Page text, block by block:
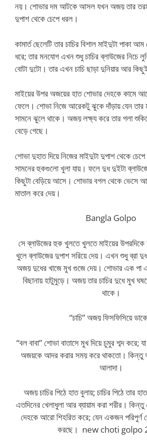
নয়। শোভার দম আটকে আসল যখন অজয় তার
দুপাশ থেকে চেপে ধরল।
কামার্ত ছেলেটি তার চাচির বিশাল মাইদুটা পাকা
ধরে; তার মনযোগ এখন শুধু চাচির ব্লাউজের নিচে
বোটা দুটো। তার এখন চাচি ছাড়া দুনিয়ার আর
মাইয়ের উপর অজয়ের হাত শোভার দেহকে কামে
ফেলে। শোভা নিজে আরেকটু ঝুকে দাঁড়ায় যেন তার
সামনে ঝুলে থাকে। অজয় লক্ষ্য করে তার গলা
বেড়ে গেছে।
শোভা দুহাত দিয়ে নিজের মাইদুটা দুপাশ থেকে
সামনের হুকগুলো খুলা যায়। ফলে দুধ দুইটা
কিছুটা বেড়িয়ে আসে। শোভার বগল থেকে ভেসে
মাতাল করে দেয়।
Bangla Golpo
সে ব্লাউজের হুক খুলতে খুলতে মাইয়ের
খুলে ব্লাউজের দুপাশ সরিয়ে দেয়। এখন শুধু ব্রা
অজয় দুধের খাজে মুখ গুজে দেয়। শোভার এক পা
বিছানায় হাটুমুড়ে। অজয় তার চাচির দুধে মুখ
থাকে।
“চাচি” অজয় ফিসফিসিয়ে
“বল বাবা” শোভা বাতাসে মুখ দিয়ে চুমুর শব্দ করে;
অজয়কে আদর করার সময় করে থাকতো। কিন্তু
আলাদা।
অজয় চাচির পিঠে হাত বুলায়; চাচির পিঠে তার
এতদিনের খেলাধুলা আর ব্যায়াম করা শরীর।
দেহকে আরো শিহরিত করে; যেন একজন পরিপুর্ণ
করছে। new choti golpo